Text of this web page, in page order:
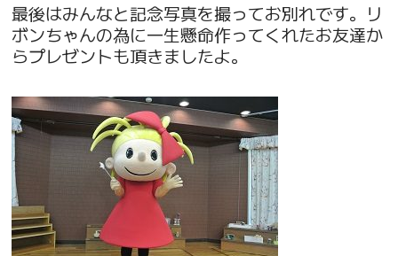
最後はみんなと記念写真を撮ってお別れです。リ
ボンちゃんの為に一生懸命作ってくれたお友達か
らプレゼントも頂きましたよ。